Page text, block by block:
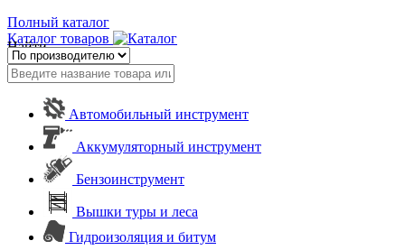
Полный каталог
Каталог товаров
Найти
Автомобильный инструмент
Аккумуляторный инструмент
Бензоинструмент
Вышки туры и леса
Гидроизоляция и битум